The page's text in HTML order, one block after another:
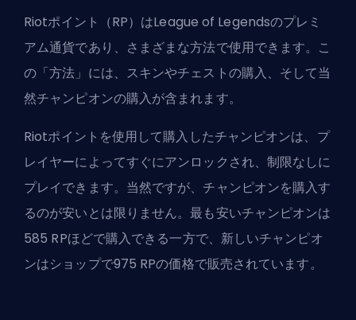
Riotポイント（RP）はLeague of Legendsのプレミ
アム通貨であり、さまざまな方法で使用できます。こ
の「方法」には、スキンやチェストの購入、そして当
然チャンピオンの購入が含まれます。
Riotポイントを使用して購入したチャンピオンは、プ
レイヤーによってすぐにアンロックされ、制限なしに
プレイできます。当然ですが、チャンピオンを購入す
るのが安いとは限りません。最も安いチャンピオンは
585 RPほどで購入できる一方で、新しいチャンピオ
ンはショップで975 RPの価格で販売されています。